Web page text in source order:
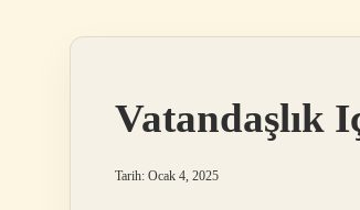
Vatandaşlık
Tarih: Ocak 4, 2025